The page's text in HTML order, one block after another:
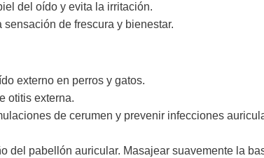
del oído y evita la irritación.
de frescura y bienestar.
externo en perros y gatos.
otitis externa.
de cerumen y prevenir infecciones
del pabellón auricular. Masajear suavemente la